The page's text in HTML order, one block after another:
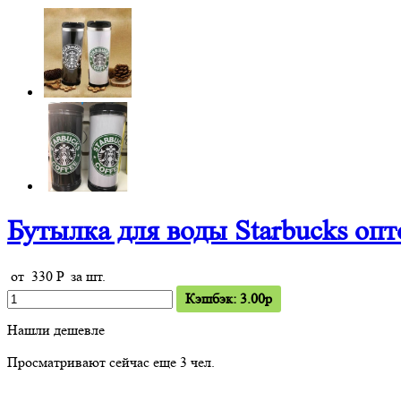
Бутылка для воды Starbucks
от 330 Pза шт.
Кэшбэк: 3.00p
Нашли дешевле
Просматривают сейчас еще 3 чел.